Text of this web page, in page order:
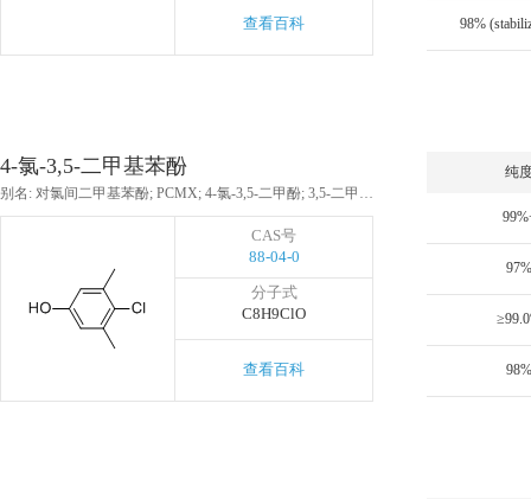
查看百科
4-氯-3,5-二甲基苯酚
别名: 对氯间二甲基苯酚; PCMX; 4-氯-3,5-二甲酚; 3,5-二甲基-4-氯苯酚; 对氯间二甲酚; 酚洁新PX; 2-氯-5-羟基-1,3-二甲基苯; 2-氯-5-羟基间二甲苯; 2-氯间-5-二甲苯酚
CAS号
88-04-0
分子式
C8H9ClO
查看百科
纯
97%
98%